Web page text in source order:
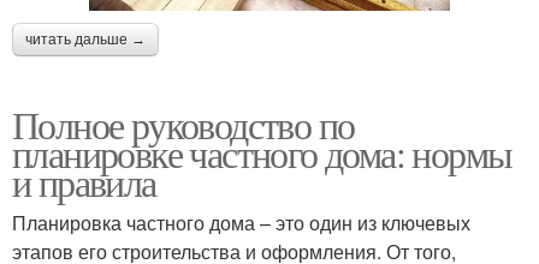
читать дальше →
Полное руководство по
планировке частного дома: нормы
и правила
Планировка частного дома – это один из ключевых
этапов его строительства и оформления. От того,